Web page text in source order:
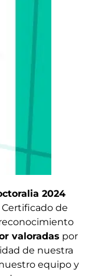
2024
de
valoradas por
de nuestra
equipo y